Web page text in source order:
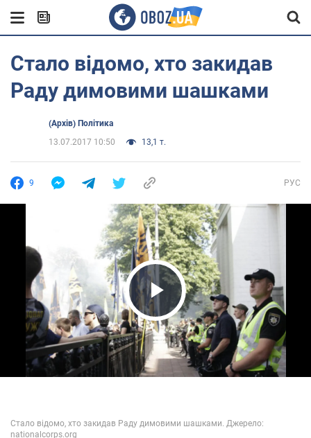
Стало відомо, хто закидав
Раду димовими шашками
(Архів) Політика
13.07.2017 10:50
13,1 т.
9 РУС
Play Video